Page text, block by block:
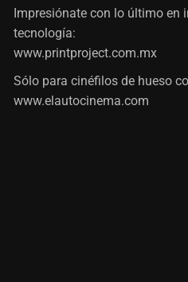
Impresiónate con lo último en
tecnología:
www.printproject.com.mx
Sólo para cinéfilos de hueso
www.elautocinema.com